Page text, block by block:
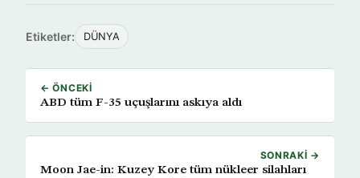
Etiketler: DÜNYA
← ÖNCEKI
ABD tüm F-35 uçuşlarını askıya aldı
SONRAKI →
Moon Jae-in: Kuzey Kore tüm nükleer silahları